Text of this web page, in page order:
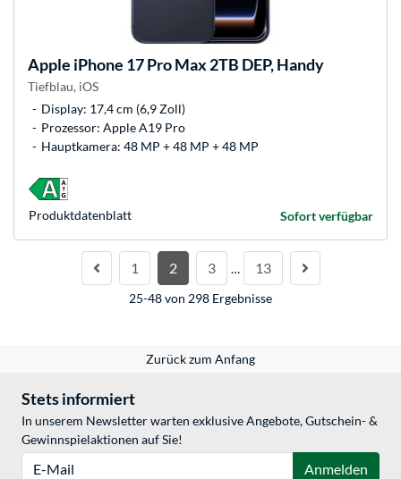
Apple iPhone 17 Pro Max 2TB DEP, Handy
Tiefblau, iOS
Display: 17,4 cm (6,9 Zoll)
Prozessor: Apple A19 Pro
Hauptkamera: 48 MP + 48 MP + 48 MP
Sofort verfügbar
Produkt­datenblatt
1 2 3 … 13
25-48 von 298 Ergebnisse
Zurück zum Anfang
Stets informiert
In unserem Newsletter warten exklusive Angebote, Gutschein- &
Gewinnspielaktionen auf Sie!
Anmelden